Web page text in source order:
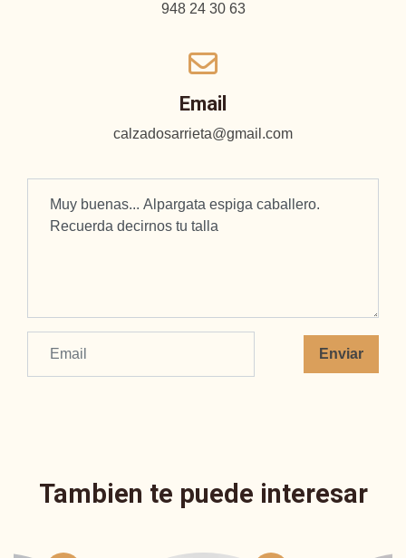
948 24 30 63
Email
calzadosarrieta@gmail.com
Enviar
Tambien te puede interesar